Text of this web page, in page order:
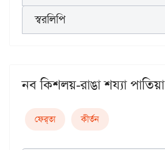
স্বরলিপি
নব কিশলয়-রাঙা শয্যা পাতিয়া
ফের্‌তা কীর্তন